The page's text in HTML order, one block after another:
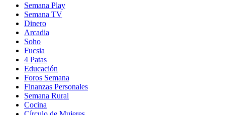
Semana Play
Semana TV
Dinero
Arcadia
Soho
in
new
window
Fucsia
in
new
window
4 Patas
Educación
Foros Semana
Finanzas Personales
Semana Rural
Cocina